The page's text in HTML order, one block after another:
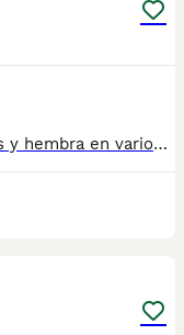
Dispongo de caniches enanos machos y hembra en varios colores para más información pueden contactar al teléfono 600881366 núcleo 0612 con sus vacunas correspondientes desparasitación pasaporte y microchip hacemos envío y puede pagar a contrareembolso no duden en llamar